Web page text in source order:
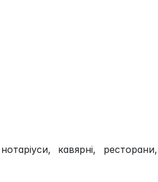
кавярні, ресторани,